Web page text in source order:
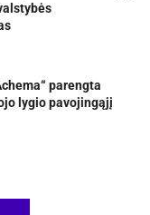
parengta
lygio pavojingąjį